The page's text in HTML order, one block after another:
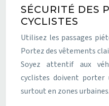
SÉCURITÉ DES
CYCLISTES
Utilisez les passages
Portez des vêtements
Soyez attentif aux
cyclistes doivent porter
surtout en zones urbaines.